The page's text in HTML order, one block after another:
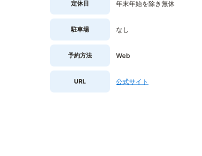
定休日 年末年始を除き無休
駐車場 なし
予約方法 Web
URL 公式サイト